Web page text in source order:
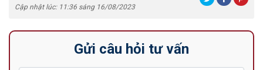
Cập nhật lúc: 11:36 sáng 16/08/2023
Gửi câu hỏi tư vấn